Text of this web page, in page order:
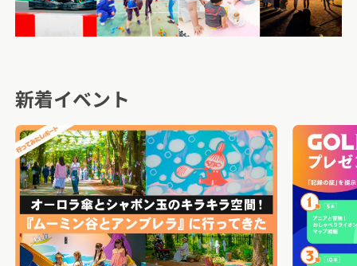
新着イベント